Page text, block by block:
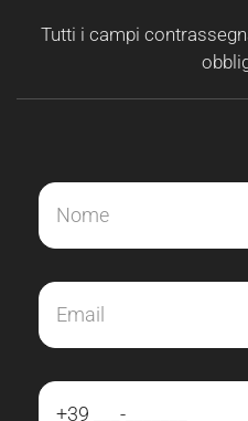
Tutti i campi